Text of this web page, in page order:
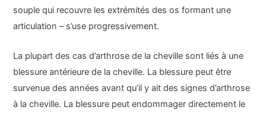
souple qui recouvre les extrémités des os formant une
articulation – s’use progressivement.
La plupart des cas d’arthrose de la cheville sont liés à une
blessure antérieure de la cheville. La blessure peut être
survenue des années avant qu’il y ait des signes d’arthrose
à la cheville. La blessure peut endommager directement le